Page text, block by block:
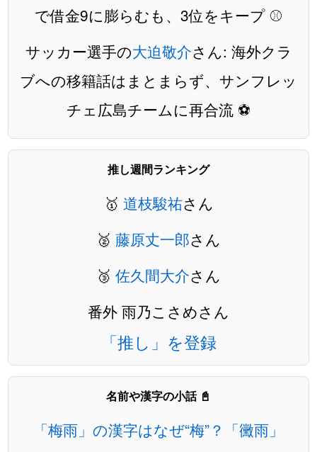
で借金9に膨らむも、3位をキープ ⚾️
サッカー選手の大迫敬介さん: 海外クラ
ブへの移籍話はまとまらず、サンフレッ
チェ広島チームに再合流 ⚽️
推し週間ランキング
🥇 道枝駿祐さん
🥈 藤原丈一郎さん
🥉 佐久間大介さん
番外 雨乃こさめさん
「推し」を登録
名前や漢字の小話 📓
「梅雨」の漢字はなぜ“梅”？「黴雨」